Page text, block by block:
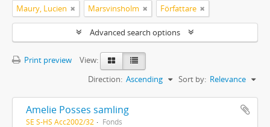
Maury, Lucien Marsvinsholm Författare
Advanced search options
Print preview
View:
Sort by: Relevance
Direction: Ascending
Amelie Posses samling
SE S-HS Acc2002/32 Fonds